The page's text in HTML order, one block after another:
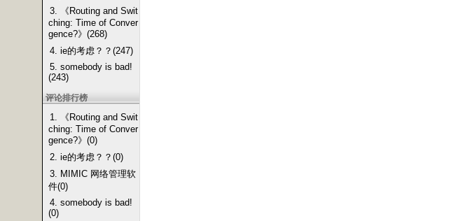
3. 《Routing and Swit
ching: Time of Conver
gence?》(268)
4. ie的考虑？？(247)
5. somebody is bad!
(243)
评论排行榜
1. 《Routing and Swit
ching: Time of Conver
gence?》(0)
2. ie的考虑？？(0)
3. MIMIC 网络管理软
件(0)
4. somebody is bad!
(0)